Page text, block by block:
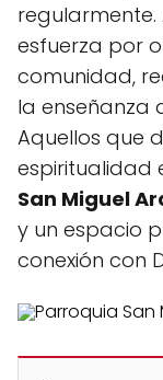
esfuerza por
comunidad,
la enseñanza
Aquellos que
espiritualidad
San Miguel
y un espacio
conexión con